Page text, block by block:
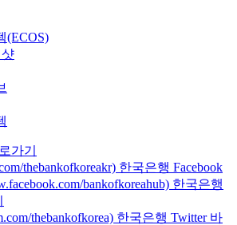
(ECOS)
가기
thebankofkoreakr) 한국은행 Facebook
bankofkoreahub) 한국은행
thebankofkorea) 한국은행 Twitter 바